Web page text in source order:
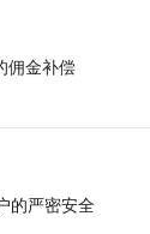
佣金补偿
的严密安全